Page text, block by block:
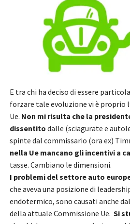
E tra chi ha deciso di essere
forzare tale evoluzione vi è proprio
Ue. Non mi risulta che la
dissentito dalle (sciagurate e
spinte dal commissario (ora ex)
nella Ue mancano gli incentivi a
tasse. Cambiano le dimensioni.
I problemi del settore auto
che aveva una posizione di
endotermico, sono causati anche
della attuale Commissione Ue. Si